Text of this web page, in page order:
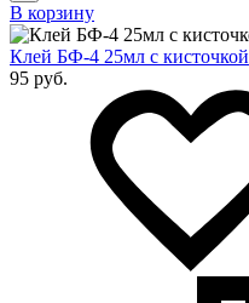
В корзину
Клей БФ-4 25мл с кисточкой
95 руб.